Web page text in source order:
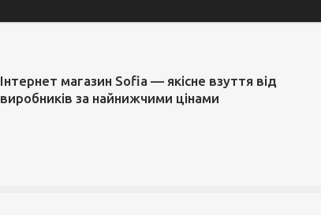
Інтернет магазин Sofia — якісне взуття від
виробників за найнижчими цінами